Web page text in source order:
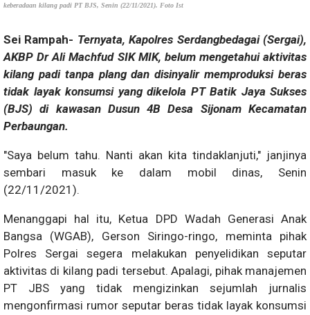
keberadaan kilang padi PT BJS, Senin (22/11/2021). Foto Ist
Sei Rampah- Ternyata, Kapolres Serdangbedagai (Sergai),
AKBP Dr Ali Machfud SIK MIK, belum mengetahui aktivitas
kilang padi tanpa plang dan disinyalir memproduksi beras
tidak layak konsumsi yang dikelola PT Batik Jaya Sukses
(BJS) di kawasan Dusun 4B Desa Sijonam Kecamatan
Perbaungan.
"Saya belum tahu. Nanti akan kita tindaklanjuti," janjinya
sembari masuk ke dalam mobil dinas, Senin
(22/11/2021).
Menanggapi hal itu, Ketua DPD Wadah Generasi Anak
Bangsa (WGAB), Gerson Siringo-ringo, meminta pihak
Polres Sergai segera melakukan penyelidikan seputar
aktivitas di kilang padi tersebut. Apalagi, pihak manajemen
PT JBS yang tidak mengizinkan sejumlah jurnalis
mengonfirmasi rumor seputar beras tidak layak konsumsi